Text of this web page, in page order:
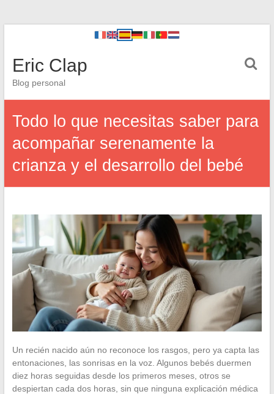
Eric Clap
Blog personal
Todo lo que necesitas saber para
acompañar serenamente la
crianza y el desarrollo del bebé
Un recién nacido aún no reconoce los rasgos, pero ya capta las
entonaciones, las sonrisas en la voz. Algunos bebés duermen
diez horas seguidas desde los primeros meses, otros se
despiertan cada dos horas, sin que ninguna explicación médica